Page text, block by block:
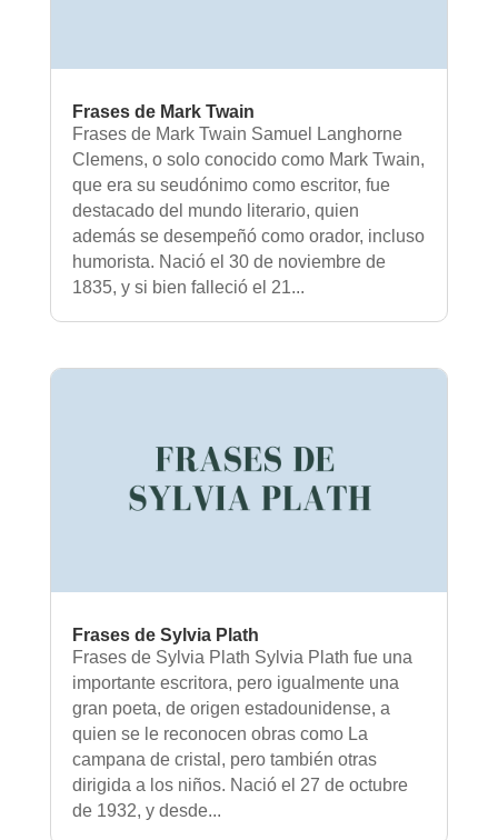
Frases de Mark Twain
Frases de Mark Twain Samuel Langhorne
Clemens, o solo conocido como Mark Twain,
que era su seudónimo como escritor, fue
destacado del mundo literario, quien
además se desempeñó como orador, incluso
humorista. Nació el 30 de noviembre de
1835, y si bien falleció el 21...
Frases de Sylvia Plath
Frases de Sylvia Plath Sylvia Plath fue una
importante escritora, pero igualmente una
gran poeta, de origen estadounidense, a
quien se le reconocen obras como La
campana de cristal, pero también otras
dirigida a los niños. Nació el 27 de octubre
de 1932, y desde...